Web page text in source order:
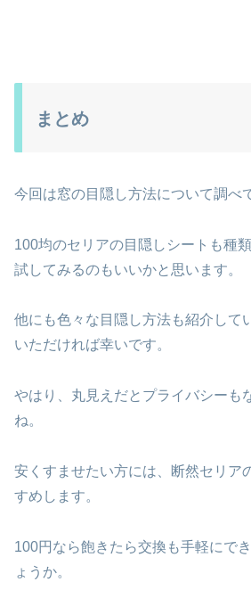
まとめ
今回は窓の目隠し方法について調べ
100均のセリアの目隠しシートも種
試してみるのもいいかと思います。
他にも色々な目隠し方法も紹介して
いただければ幸いです。
やはり、丸見えだとプライバシーも
ね。
安くすませたい方には、断然セリア
すめします。
100円なら飽きたら交換も手軽にで
ょうか。